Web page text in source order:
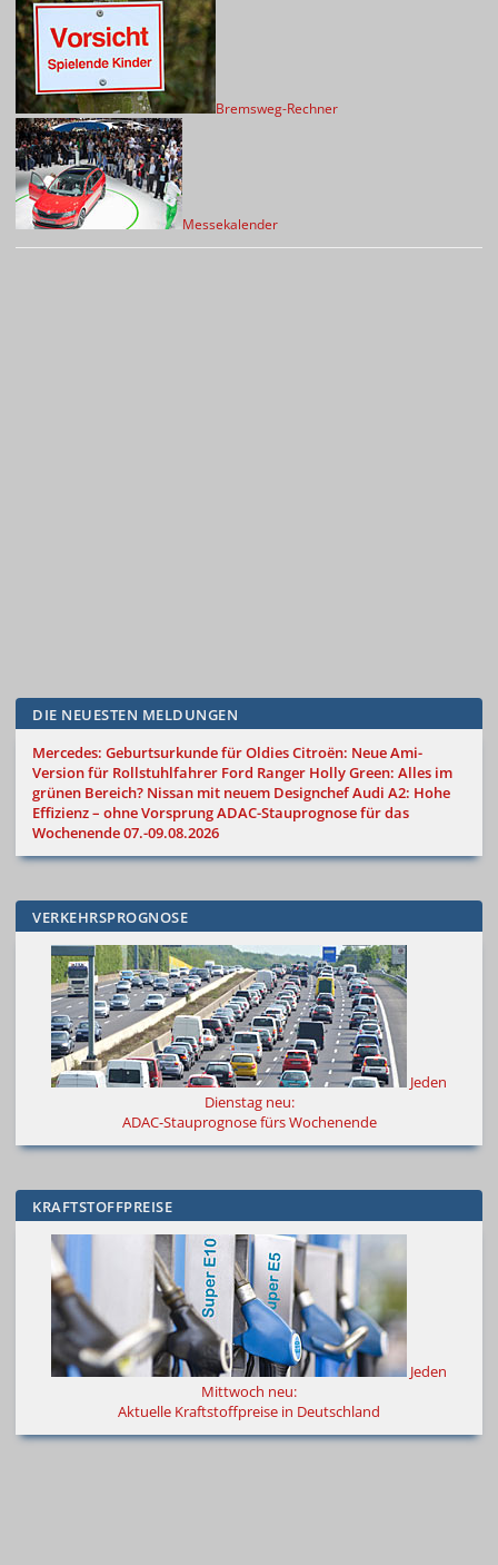
Bremsweg-Rechner
Messekalender
DIE NEUESTEN MELDUNGEN
Mercedes: Geburtsurkunde für OldiesCitroën: Neue Ami-
Version für Rollstuhlfahrer Ford Ranger Holly Green: Alles im
grünen Bereich? Nissan mit neuem DesignchefAudi A2: Hohe
Effizienz – ohne VorsprungADAC-Stauprognose für das
Wochenende 07.-09.08.2026
VERKEHRSPROGNOSE
Jeden
Dienstag neu:
ADAC-Stauprognose fürs Wochenende
KRAFTSTOFFPREISE
Jeden
Mittwoch neu:
Aktuelle Kraftstoffpreise in Deutschland